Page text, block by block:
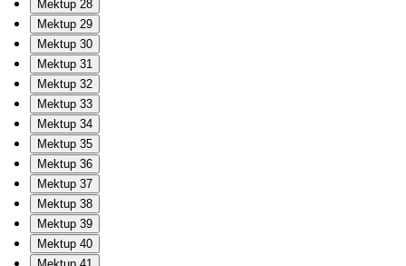
Mektup 28
Mektup 29
Mektup 30
Mektup 31
Mektup 32
Mektup 33
Mektup 34
Mektup 35
Mektup 36
Mektup 37
Mektup 38
Mektup 39
Mektup 40